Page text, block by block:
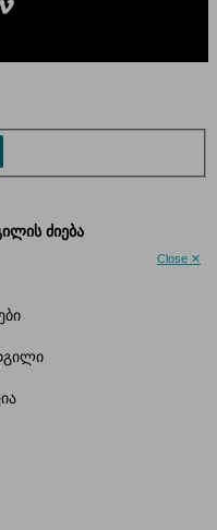
Close ✕
ძიება